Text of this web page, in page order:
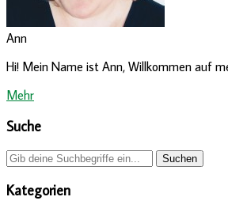
Ann
Hi! Mein Name ist Ann, Willkommen auf
Mehr
Suche
Kategorien